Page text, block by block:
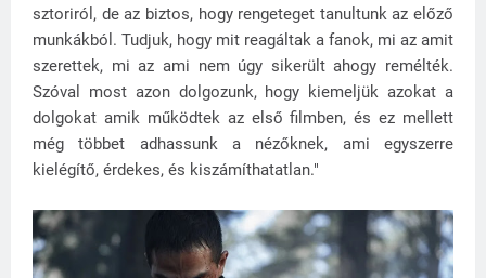
sztoriról, de az biztos, hogy rengeteget tanultunk az előző
munkákból. Tudjuk, hogy mit reagáltak a fanok, mi az amit
szerettek, mi az ami nem úgy sikerült ahogy remélték.
Szóval most azon dolgozunk, hogy kiemeljük azokat a
dolgokat amik működtek az első filmben, és ez mellett
még többet adhassunk a nézőknek, ami egyszerre
kielégítő, érdekes, és kiszámíthatatlan."